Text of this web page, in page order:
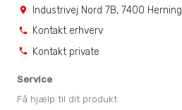
location_on Industrivej Nord 7B, 7400 Herning
phone Kontakt erhverv
phone Kontakt private
Service
Få hjælp til dit produkt